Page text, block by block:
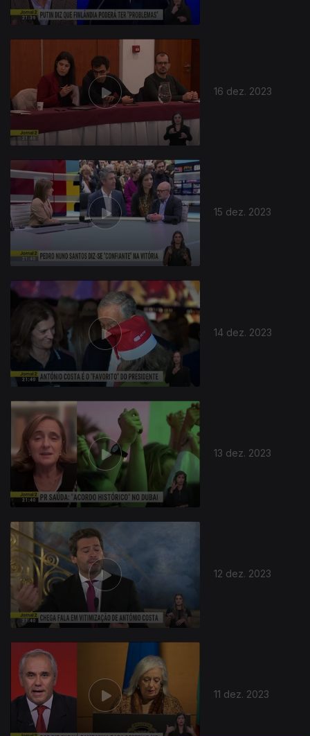
16 dez. 2023
15 dez. 2023
14 dez. 2023
13 dez. 2023
12 dez. 2023
11 dez. 2023